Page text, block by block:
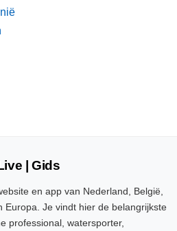
| Gids
en app van Nederland, België,
Europa. Je vindt hier de belangrijkste
professional, watersporter,